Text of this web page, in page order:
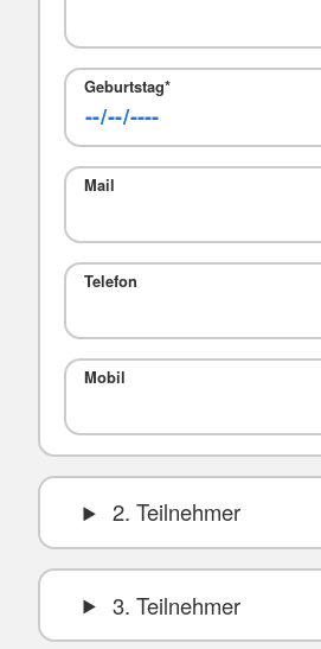
Geburtstag*
Mail
Telefon
Mobil
2. Teilnehmer
3. Teilnehmer